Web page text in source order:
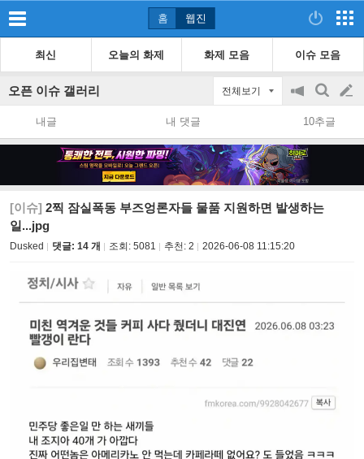
홈 웹진
최신 오늘의 화제 화제 모음 이슈 모음
오픈 이슈 갤러리 전체보기
공
지
on/off
검
색
글
쓰
내글 내 댓글 10추글
[이슈] 2찍 잠실폭동 부즈엉론자들 물품 지원하면 발생하는
일...jpg
Dusked 댓글: 14 개 조회: 5081 추천: 2 2026-06-08 11:15:20